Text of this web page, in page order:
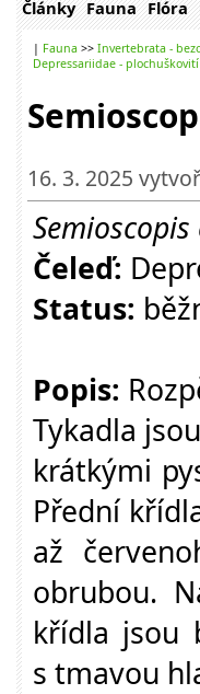
Články Fauna Flóra
| Fauna >> Invertebrata -
Depressariidae - plochuškovití
16. 3. 2025
Čeleď:
Status:
Popis:
Tykadla
krátkými
Přední
až
obrubou.
křídla jsou
s tmavou